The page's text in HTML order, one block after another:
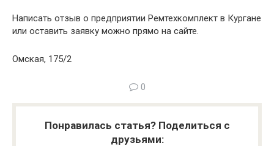
Написать отзыв о предприятии Ремтехкомплект в Кургане
или оставить заявку можно прямо на сайте.
Омская, 175/2
0
Понравилась статья? Поделиться с
друзьями: